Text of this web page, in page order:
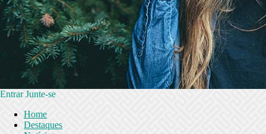
Entrar Junte-se
Home
Destaques